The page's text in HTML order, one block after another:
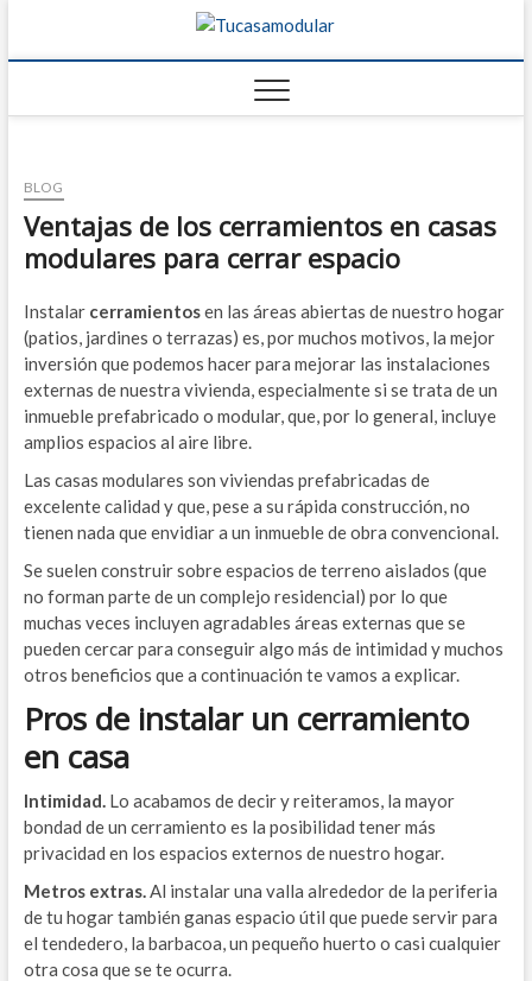
FABRICANTES DE
BLOG
Ventajas de los cerramientos en casas
modulares para cerrar espacio
Instalar cerramientosen las áreas abiertas de nuestro hogar
(patios, jardines o terrazas) es, por muchos motivos, la mejor
inversión que podemos hacer para mejorar las instalaciones
externas de nuestra vivienda, especialmente si se trata de un
inmueble prefabricado o modular, que, por lo general, incluye
amplios espacios al aire libre.
Las casas modulares son viviendas prefabricadas de
excelente calidad y que, pese a su rápida construcción, no
tienen nada que envidiar a un inmueble de obra convencional.
Se suelen construir sobre espacios de terreno aislados (que
no forman parte de un complejo residencial) por lo que
muchas veces incluyen agradables áreas externas que se
pueden cercar para conseguir algo más de intimidad y muchos
otros beneficios que a continuación te vamos a explicar.
Pros de instalar un cerramiento
en casa
Intimidad. Lo acabamos de decir y reiteramos, la mayor
bondad de un cerramiento es la posibilidad tener más
privacidad en los espacios externos de nuestro hogar.
Metros extras.Al instalar una valla alrededor de la periferia
de tu hogar también ganas espacio útil que puede servir para
el tendedero, la barbacoa, un pequeño huerto o casi cualquier
otra cosa que se te ocurra.